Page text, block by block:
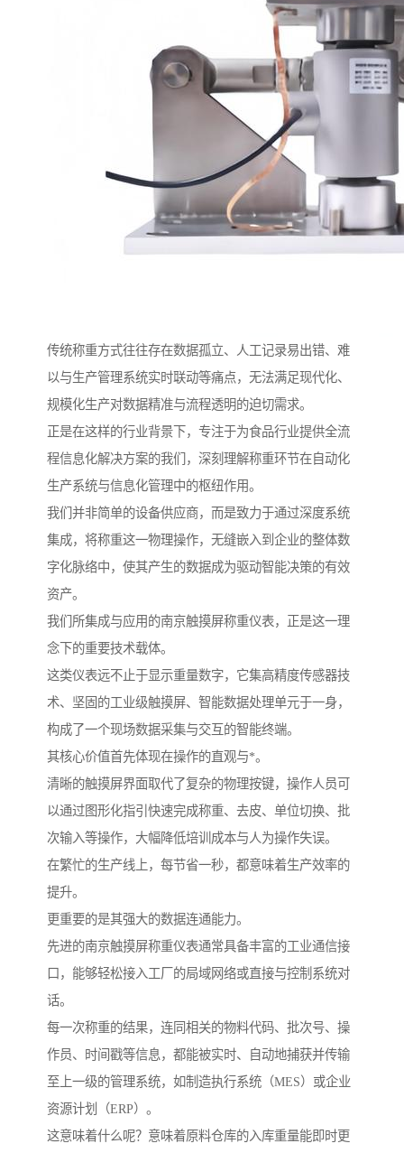
传统称重方式往往存在数据孤立、人工记录易出错、难
以与生产管理系统实时联动等痛点，无法满足现代化、
规模化生产对数据精准与流程透明的迫切需求。
正是在这样的行业背景下，专注于为食品行业提供全流
程信息化解决方案的我们，深刻理解称重环节在自动化
生产系统与信息化管理中的枢纽作用。
我们并非简单的设备供应商，而是致力于通过深度系统
集成，将称重这一物理操作，无缝嵌入到企业的整体数
字化脉络中，使其产生的数据成为驱动智能决策的有效
资产。
我们所集成与应用的南京触摸屏称重仪表，正是这一理
念下的重要技术载体。
这类仪表远不止于显示重量数字，它集高精度传感器技
术、坚固的工业级触摸屏、智能数据处理单元于一身，
构成了一个现场数据采集与交互的智能终端。
其核心价值首先体现在操作的直观与*。
清晰的触摸屏界面取代了复杂的物理按键，操作人员可
以通过图形化指引快速完成称重、去皮、单位切换、批
次输入等操作，大幅降低培训成本与人为操作失误。
在繁忙的生产线上，每节省一秒，都意味着生产效率的
提升。
更重要的是其强大的数据连通能力。
先进的南京触摸屏称重仪表通常具备丰富的工业通信接
口，能够轻松接入工厂的局域网络或直接与控制系统对
话。
每一次称重的结果，连同相关的物料代码、批次号、操
作员、时间戳等信息，都能被实时、自动地捕获并传输
至上一级的管理系统，如制造执行系统（MES）或企业
资源计划（ERP）。
这意味着什么呢？意味着原料仓库的入库重量能即时更